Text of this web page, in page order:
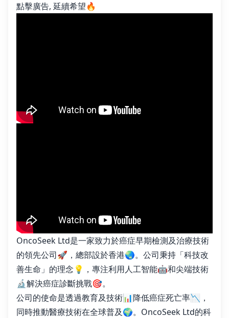
點擊廣告, 延續希望🔥
OncoSeek Ltd是一家致力於癌症早期檢測及治療技術
的領先公司🚀，總部設於香港🌏。公司秉持「科技改
善生命」的理念💡，專注利用人工智能🤖和尖端技術
🔬解決癌症診斷挑戰🎯。
公司的使命是透過教育及技術📊降低癌症死亡率📉，
同時推動醫療技術在全球普及🌍。OncoSeek Ltd的科